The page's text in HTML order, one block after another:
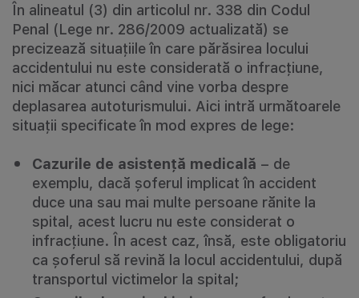
În alineatul (3) din articolul nr. 338 din Codul
Penal (Lege nr. 286/2009 actualizată) se
precizează situațiile în care părăsirea locului
accidentului nu este considerată o infracțiune,
nici măcar atunci când vine vorba despre
deplasarea autoturismului. Aici intră următoarele
situații specificate în mod expres de lege:
Cazurile de asistență medicală – de
exemplu, dacă șoferul implicat în accident
duce una sau mai multe persoane rănite la
spital, acest lucru nu este considerat o
infracțiune. În acest caz, însă, este obligatoriu
ca șoferul să revină la locul accidentului, după
transportul victimelor la spital;